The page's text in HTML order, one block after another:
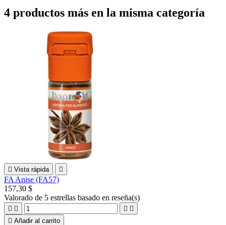
4 productos más en la misma categoría
 Vista rápida 
FA Anise (FA57)
157,30 $
Valorado de 5 estrellas basado en reseña(s)
   
 Añadir al carrito